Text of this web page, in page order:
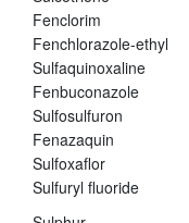
Fenclorim
Fenchlorazole-ethyl
Sulfaquinoxaline
Fenbuconazole
Sulfosulfuron
Fenazaquin
Sulfoxaflor
Sulfuryl fluoride